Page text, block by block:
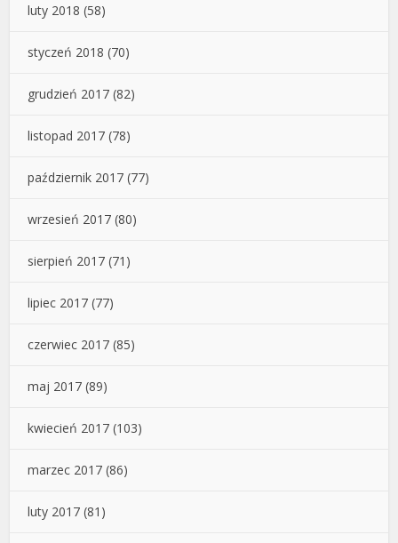
luty 2018 (58)
styczeń 2018 (70)
grudzień 2017 (82)
listopad 2017 (78)
październik 2017 (77)
wrzesień 2017 (80)
sierpień 2017 (71)
lipiec 2017 (77)
czerwiec 2017 (85)
maj 2017 (89)
kwiecień 2017 (103)
marzec 2017 (86)
luty 2017 (81)